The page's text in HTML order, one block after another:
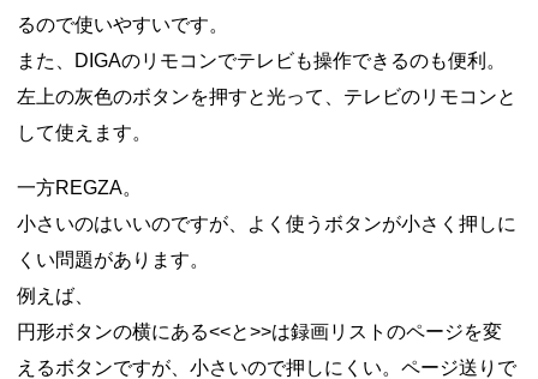
るので使いやすいです。
また、DIGAのリモコンでテレビも操作できるのも便利。
左上の灰色のボタンを押すと光って、テレビのリモコンと
して使えます。
一方REGZA。
小さいのはいいのですが、よく使うボタンが小さく押しに
くい問題があります。
例えば、
円形ボタンの横にある<<と>>は録画リストのページを変
えるボタンですが、小さいので押しにくい。ページ送りで